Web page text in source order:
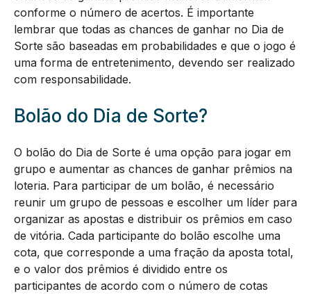
conforme o número de acertos. É importante
lembrar que todas as chances de ganhar no Dia de
Sorte são baseadas em probabilidades e que o jogo é
uma forma de entretenimento, devendo ser realizado
com responsabilidade.
Bolão do Dia de Sorte?
O bolão do Dia de Sorte é uma opção para jogar em
grupo e aumentar as chances de ganhar prêmios na
loteria. Para participar de um bolão, é necessário
reunir um grupo de pessoas e escolher um líder para
organizar as apostas e distribuir os prêmios em caso
de vitória. Cada participante do bolão escolhe uma
cota, que corresponde a uma fração da aposta total,
e o valor dos prêmios é dividido entre os
participantes de acordo com o número de cotas